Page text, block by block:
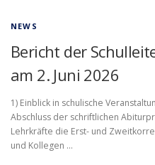
NEWS
Bericht der
am 2. Juni 2026
1) Einblick in schulische
Abschluss der schriftlichen
Lehrkräfte die Erst- und
und Kollegen …